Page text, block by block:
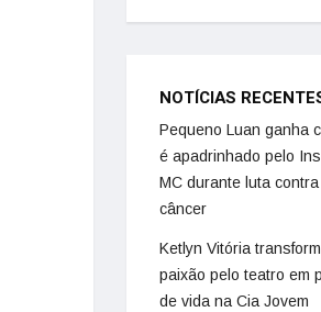
NOTÍCIAS
Pequeno Luan ganha
é apadrinhado pelo
MC durante luta contra
câncer
Ketlyn Vitória
paixão pelo teatro em
de vida na Cia Jovem